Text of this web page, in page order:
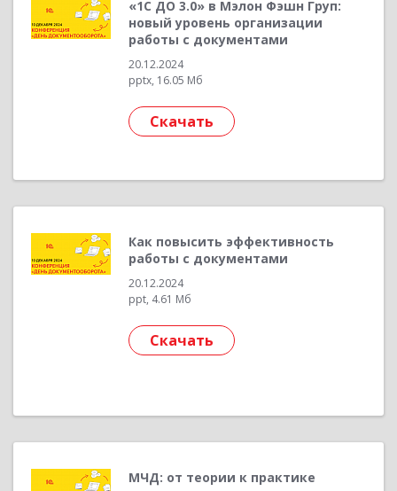
«1С ДО 3.0» в Мэлон Фэшн Груп:
новый уровень организации
работы с документами
20.12.2024
pptx, 16.05 Мб
Скачать
Как повысить эффективность
работы с документами
20.12.2024
ppt, 4.61 Мб
Скачать
МЧД: от теории к практике